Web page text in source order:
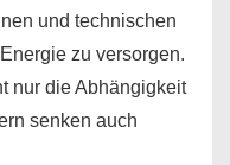
und technischen
zu versorgen.
nur die Abhängigkeit
senken auch